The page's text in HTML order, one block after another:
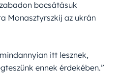
bocsátásuk
Monasztyrszkij az ukrán
itt lesznek,
ennek érdekében.”